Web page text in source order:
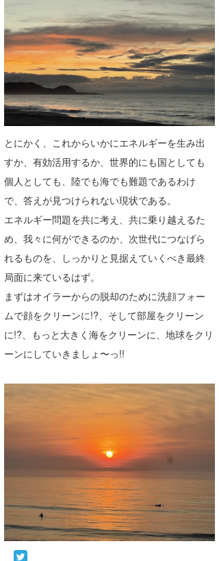
とにかく、これからいかにエネルギーを生み出
すか、有効活用するか、世界的にも国としても
個人としても、陸でも海でも難題であるわけ
で、答えが見つけられない現状である。
エネルギー問題を共に考え、共に乗り越えるた
め、我々に何ができるのか、次世代につなげら
れるものを、しっかりと見据えていくべき最終
局面に来ているはず。
まずはオイラーからの脱却のために洗顔フォー
ムで顔をクリーンに!?、そして部屋をクリーン
に!?、もっと大きく海をクリーンに、地球をクリ
ーンにしていきましょ〜っ!!
まっきー
三輪予報士
小川予報士
上田純子
唐澤予報士
ゴン
米山予報士
wanda
予報士 hiro.
banpaku
Mr.K
chappy